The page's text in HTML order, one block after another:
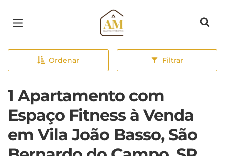
Página inicial
Ordenar Filtrar
1 Apartamento com
Espaço Fitness à Venda
em Vila João Basso, São